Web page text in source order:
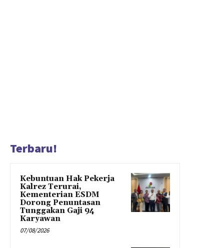
Terbaru!
Kebuntuan Hak Pekerja
Kalrez Terurai,
Kementerian ESDM
Dorong Penuntasan
Tunggakan Gaji 94
Karyawan
07/08/2026